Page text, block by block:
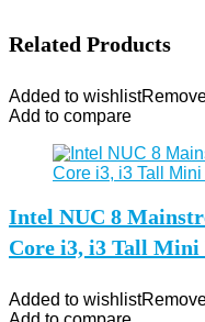
Related Products
Added to wishlist
Add to compare
Intel NUC 8
Core i3, i3 Tall Mini
Added to wishlist